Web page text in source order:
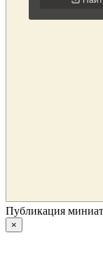
Публикация
×